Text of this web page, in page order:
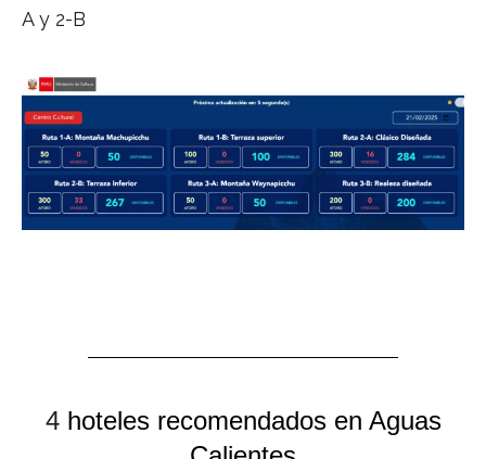
A y 2-B
4 hoteles recomendados en Aguas